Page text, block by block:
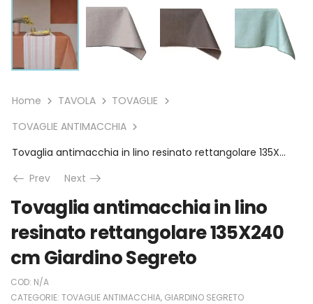
Home TAVOLA
TOVAGLIE
TOVAGLIE ANTIMACCHIA
Tovaglia antimacchia in lino resinato rettangolare 135X240 cm Giardino Segreto
Prev
Next
Tovaglia antimacchia in lino
resinato rettangolare 135X240
cm Giardino Segreto
COD: N/A
CATEGORIE: TOVAGLIE ANTIMACCHIA, GIARDINO SEGRETO